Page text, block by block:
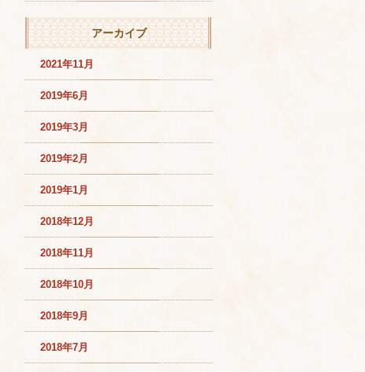
アーカイブ
2021年11月
2019年6月
2019年3月
2019年2月
2019年1月
2018年12月
2018年11月
2018年10月
2018年9月
2018年7月